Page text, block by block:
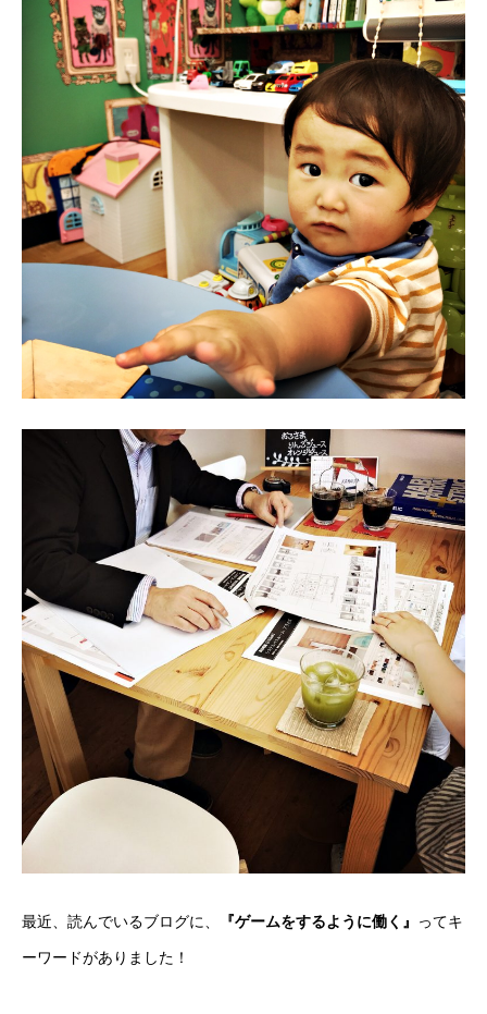
最近、読んでいるブログに、 『ゲームをするように働く』 ってキ
ーワードがありました！